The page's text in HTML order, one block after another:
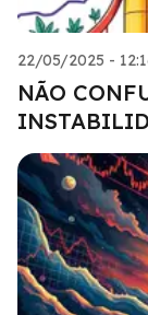
22/05/2025 -
NÃO